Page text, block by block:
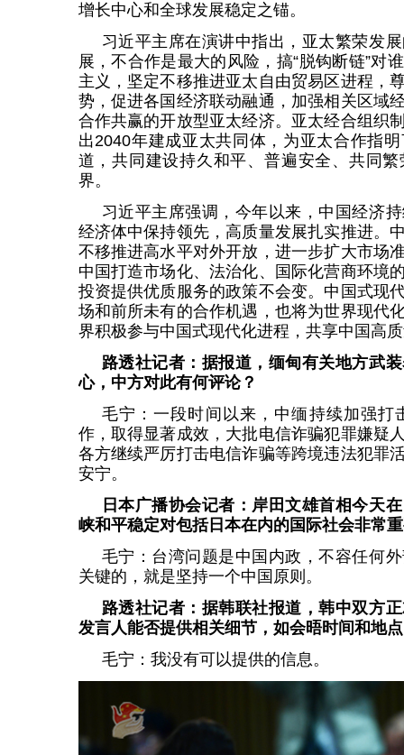
增长中心和全球发展稳定之锚。
习近平主席在演讲中指出，亚太繁荣发
展，不合作是最大的风险，搞“脱钩断链”对
主义，坚定不移推进亚太自由贸易区进程，
势，促进各国经济联动融通，加强相关区域
合作共赢的开放型亚太经济。亚太经合组织
出2040年建成亚太共同体，为亚太合作指
道，共同建设持久和平、普遍安全、共同
界。
习近平主席强调，今年以来，中国经济
经济体中保持领先，高质量发展扎实推进。
不移推进高水平对外开放，进一步扩大市场
中国打造市场化、法治化、国际化营商环境
投资提供优质服务的政策不会变。中国式现
场和前所未有的合作机遇，也将为世界现代
界积极参与中国式现代化进程，共享中国高
路透社记者：据报道，缅甸有关地方武
心，中方对此有何评论？
毛宁：一段时间以来，中缅持续加强打
作，取得显著成效，大批电信诈骗犯罪嫌疑
各方继续严厉打击电信诈骗等跨境违法犯罪
安宁。
日本广播协会记者：岸田文雄首相今天
峡和平稳定对包括日本在内的国际社会非常
毛宁：台湾问题是中国内政，不容任何
关键的，就是坚持一个中国原则。
路透社记者：据韩联社报道，韩中双方
发言人能否提供相关细节，如会晤时间和地
毛宁：我没有可以提供的信息。